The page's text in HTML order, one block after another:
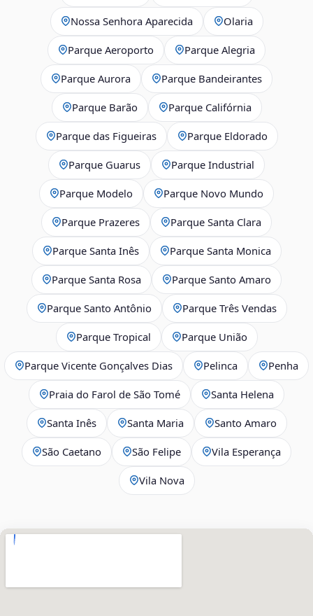
Nossa Senhora Aparecida Olaria
Parque Aeroporto Parque Alegria
Parque Aurora Parque Bandeirantes
Parque Barão Parque Califórnia
Parque das Figueiras Parque Eldorado
Parque Guarus Parque Industrial
Parque Modelo Parque Novo Mundo
Parque Prazeres Parque Santa Clara
Parque Santa Inês Parque Santa Monica
Parque Santa Rosa Parque Santo Amaro
Parque Santo Antônio Parque Três Vendas
Parque Tropical Parque União
Parque Vicente Gonçalves Dias Pelinca Penha
Praia do Farol de São Tomé Santa Helena
Santa Inês Santa Maria Santo Amaro
São Caetano São Felipe Vila Esperança
Vila Nova